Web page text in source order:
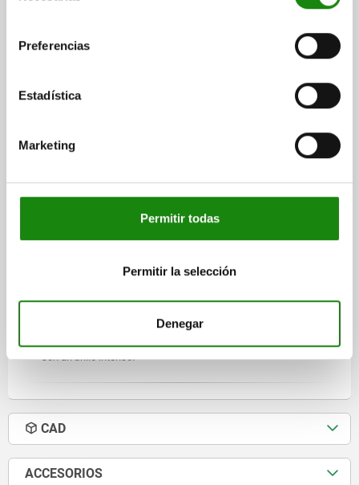
Preferencias
Estadística
Marketing
Permitir todas
Permitir la selección
Denegar
Duroplast PF 31, negro.
Con un brillo intenso.
CAD
ACCESORIOS